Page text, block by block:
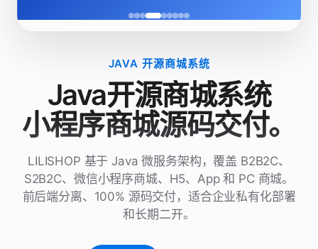
JAVA 开源商城系统
Java开源商城系统
小程序商城源码交付。
LILISHOP 基于 Java 微服务架构，覆盖 B2B2C、
S2B2C、微信小程序商城、H5、App 和 PC 商城。
前后端分离、100% 源码交付，适合企业私有化部署
和长期二开。